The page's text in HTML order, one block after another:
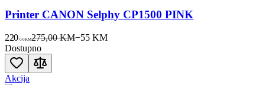
Printer CANON Selphy CP1500 PINK
220 00KM275,00 KM−55 KM
Dostupno
Akcija